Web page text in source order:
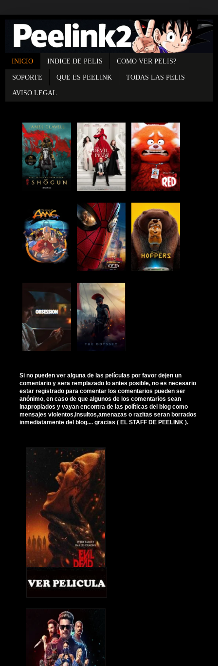
INICIO INDICE DE PELIS COMO VER PELIS?
SOPORTE QUE ES PEELINK TODAS LAS PELIS
AVISO LEGAL
Si no pueden ver alguna de las películas por favor dejen un
comentario y sera remplazado lo antes posible, no es necesario
estar registrado para comentar los comentarios pueden ser
anónimo, en caso de que algunos de los comentarios sean
inapropiados y vayan encontra de las políticas del blog como
mensajes violentos,insultos,amenazas o razitas seran borrados
inmediatamente del blog.... gracias ( EL STAFF DE PEELINK ).